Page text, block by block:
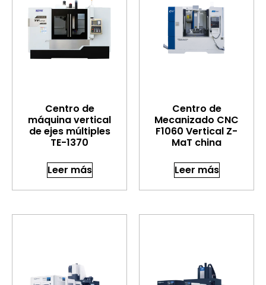
Centro de
máquina vertical
de ejes múltiples
TE-1370
Leer más
Centro de
Mecanizado CNC
F1060 Vertical Z-
MaT china
Leer más